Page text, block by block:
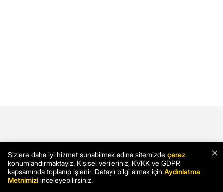
×
Sizlere daha iyi hizmet sunabilmek adına sitemizde çerez
konumlandırmaktayız. Kişisel verileriniz, KVKK ve GDPR
kapsamında toplanıp işlenir. Detaylı bilgi almak için Aydınlatma
Metnimizi inceleyebilirsiniz.